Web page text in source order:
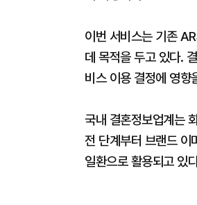
이번 서비스는 기존
데 목적을 두고 있다.
비스 이용 결정에 영향
국내 결혼정보업계는
전 단계부터 브랜드 이
일환으로 활용되고 있